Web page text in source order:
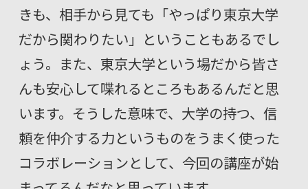
きも、相手から見ても「やっぱり東京大学
だから関わりたい」ということもあるでし
ょう。また、東京大学という場だから皆さ
んも安心して喋れるところもあるんだと思
います。そうした意味で、大学の持つ、信
頼を仲介する力というものをうまく使った
コラボレーションとして、今回の講座が始